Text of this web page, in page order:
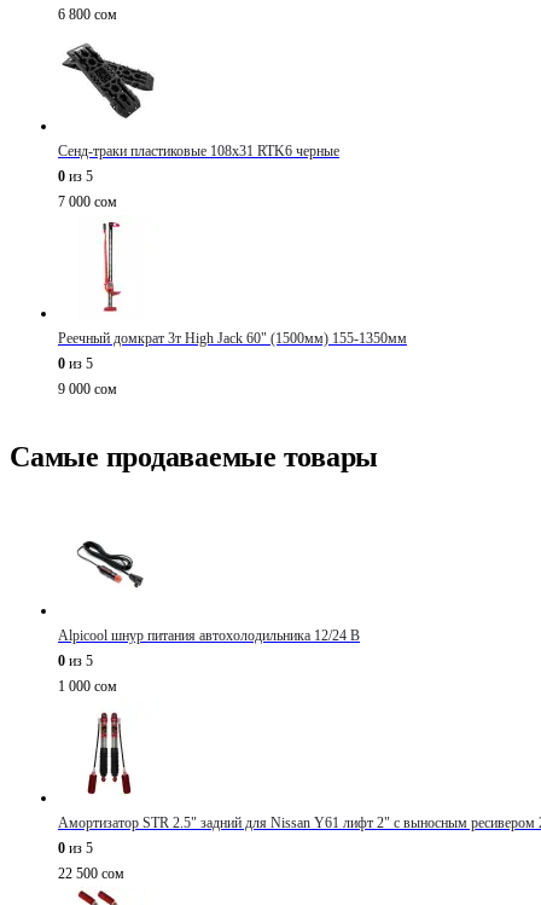
6 800 сом
Сенд-траки пластиковые 108х31 RTK6 черные
0 из 5
7 000 сом
Реечный домкрат 3т High Jack 60" (1500мм) 155-1350мм
0 из 5
9 000 сом
Самые продаваемые товары
Alpicool шнур питания автохолодильника 12/24 В
0 из 5
1 000 сом
Амортизатор STR 2.5" задний для Nissan Y61 лифт 2" с выносным ресивером
0 из 5
22 500 сом